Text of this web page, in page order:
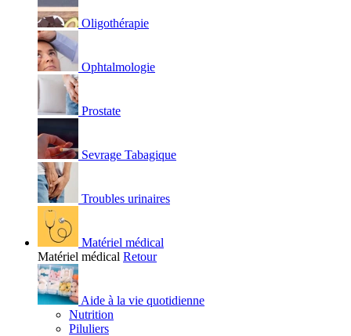
Oligothérapie
Ophtalmologie
Prostate
Sevrage Tabagique
Troubles urinaires
Matériel médical
Matériel médical Retour
Aide à la vie quotidienne
Nutrition
Piluliers